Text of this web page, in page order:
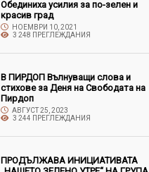
Обединиха усилия за по-зелен и
красив град
НОЕМВРИ 10, 2021
3 248 ПРЕГЛЕЖДАНИЯ
В ПИРДОП Вълнуващи слова и
стихове за Деня на Свободата на
Пирдоп
АВГУСТ 25, 2023
3 244 ПРЕГЛЕЖДАНИЯ
ПРОДЪЛЖАВА ИНИЦИАТИВАТА